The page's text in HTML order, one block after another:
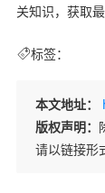
关知识，获取
标签：
本文地址：
版权声明：
请以链接形